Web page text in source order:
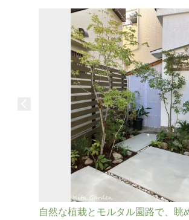
自然な植栽とモルタル園路で、眺